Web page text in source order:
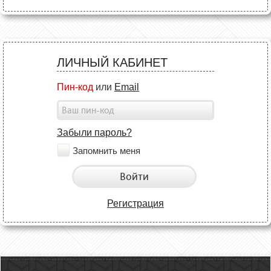
ЛИЧНЫЙ КАБИНЕТ
Пин-код или Email
Забыли пароль?
Запомнить меня
Войти
Регистрация